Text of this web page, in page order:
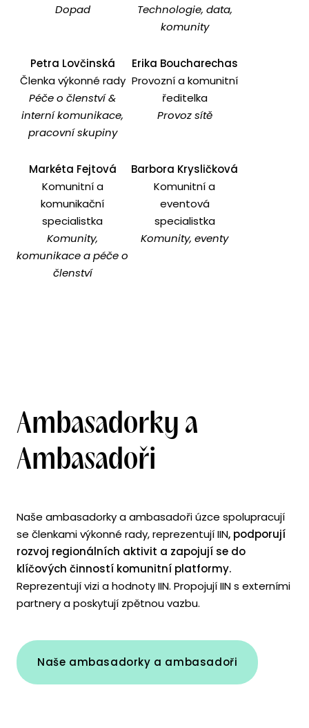
Dopad
Technologie, data,
komunity
Petra Lovčinská
Členka výkonné rady
Péče o členství &
interní komunikace,
pracovní skupiny
Erika Boucharechas
Provozní a komunitní
ředitelka
Provoz sítě
Markéta Fejtová
Komunitní a
komunikační
specialistka
Komunity,
komunikace a péče o
členství
Barbora Krysličková
Komunitní a
eventová
specialistka
Komunity, eventy
Ambasadorky a
Ambasadoři
Naše ambasadorky a ambasadoři úzce spolupracují
se členkami výkonné rady, reprezentují IIN, podporují
rozvoj regionálních aktivit a zapojují se do
klíčových činností komunitní platformy.
Reprezentují vizi a hodnoty IIN. Propojují IIN s externími
partnery a poskytují zpětnou vazbu.
Naše ambasadorky a ambasadoři